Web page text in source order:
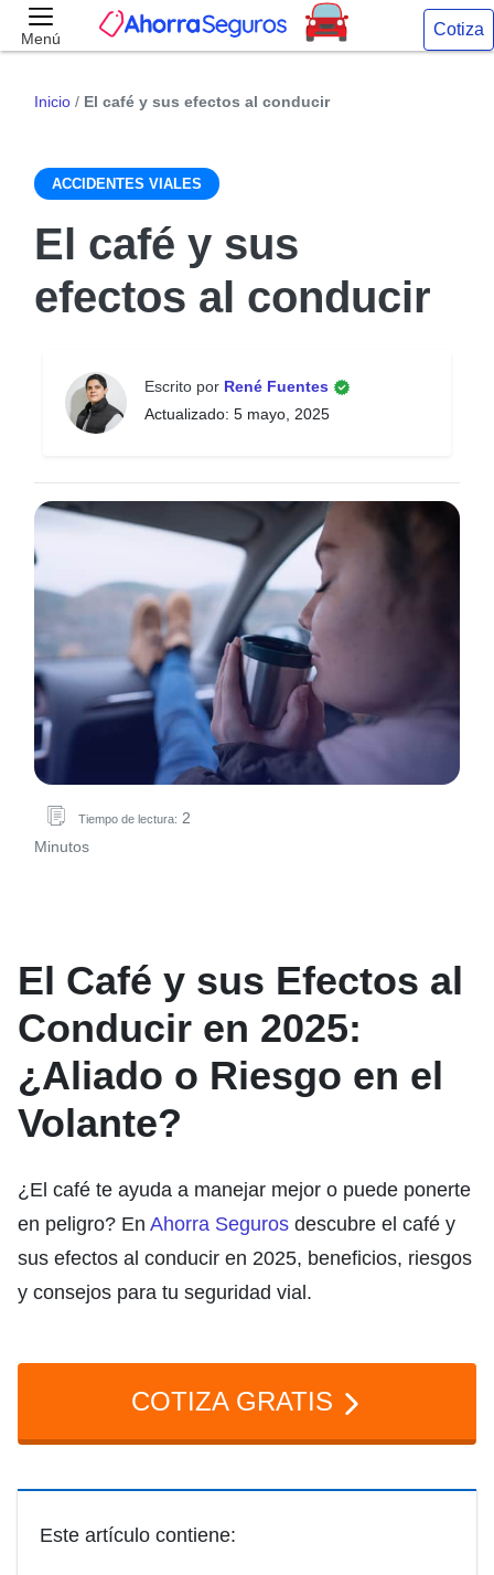
Menú Cotiza
Inicio / El café y sus efectos al conducir
ACCIDENTES VIALES
El café y sus
efectos al conducir
Escrito por René Fuentes
Actualizado: 5 mayo, 2025
Tiempo de lectura: 2
Minutos
El Café y sus Efectos al
Conducir en 2025:
¿Aliado o Riesgo en el
Volante?
¿El café te ayuda a manejar mejor o puede ponerte
en peligro? En Ahorra Seguros descubre el café y
sus efectos al conducir en 2025, beneficios, riesgos
y consejos para tu seguridad vial.
COTIZA GRATIS
Este artículo contiene: